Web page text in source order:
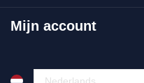
Mijn account